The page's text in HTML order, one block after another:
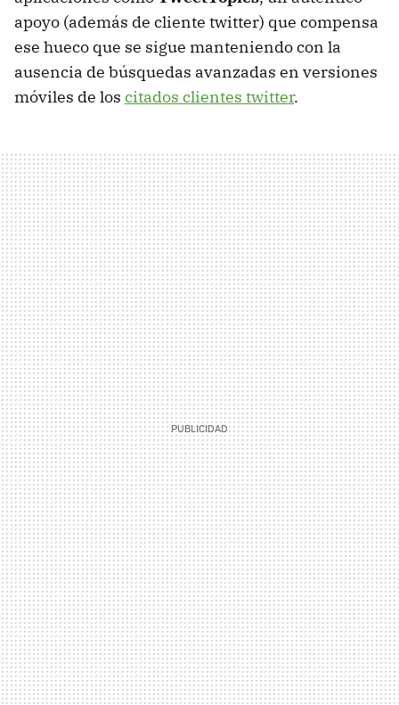
apoyo (además de cliente twitter) que compensa
ese hueco que se sigue manteniendo con la
ausencia de búsquedas avanzadas en versiones
móviles de los citados clientes twitter.